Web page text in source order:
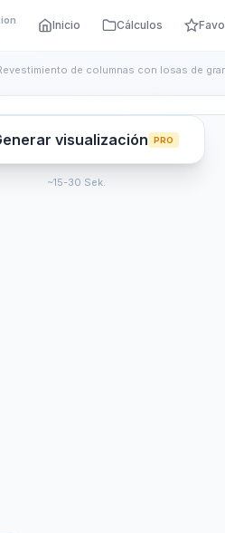
Inicio Cálculos
visualización PRO
~15-30 Sek.